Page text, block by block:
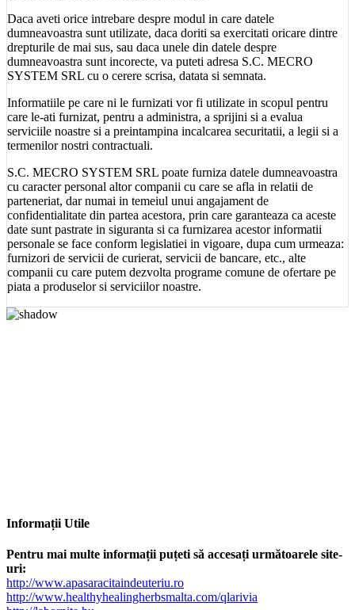
Daca aveti orice intrebare despre modul in care datele
dumneavoastra sunt utilizate, daca doriti sa exercitati oricare dintre
drepturile de mai sus, sau daca unele din datele despre
dumneavoastra sunt incorecte, va puteti adresa S.C. MECRO
SYSTEM SRL cu o cerere scrisa, datata si semnata.
Informatiile pe care ni le furnizati vor fi utilizate in scopul pentru
care le-ati furnizat, pentru a administra, a sprijini si a evalua
serviciile noastre si a preintampina incalcarea securitatii, a legii si a
termenilor nostri contractuali.
S.C. MECRO SYSTEM SRL poate furniza datele dumneavoastra
cu caracter personal altor companii cu care se afla in relatii de
parteneriat, dar numai in temeiul unui angajament de
confidentialitate din partea acestora, prin care garanteaza ca aceste
date sunt pastrate in siguranta si ca furnizarea acestor informatii
personale se face conform legislatiei in vigoare, dupa cum urmeaza:
furnizori de servicii de curierat, servicii de bancare, etc., alte
companii cu care putem dezvolta programe comune de ofertare pe
piata a produselor si serviciilor noastre.
Informații Utile
Pentru mai multe informații puțeti să accesați următoarele site-
uri:
http://www.apasaracitaindeuteriu.ro
http://www.healthyhealingherbsmalta.com/qlarivia